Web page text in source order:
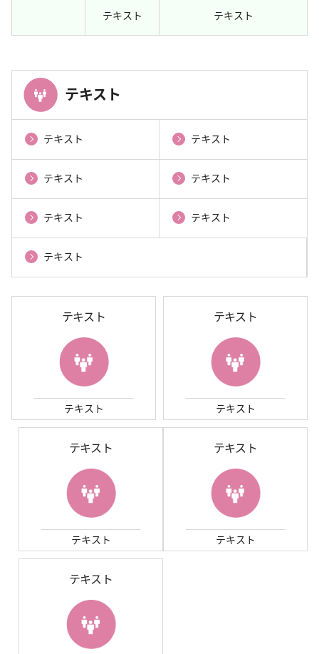
テキスト テキスト
テキスト
テキスト テキスト
テキスト テキスト
テキスト テキスト
テキスト
テキスト
テキスト
テキスト
テキスト
テキスト
テキスト
テキスト
テキスト
テキスト